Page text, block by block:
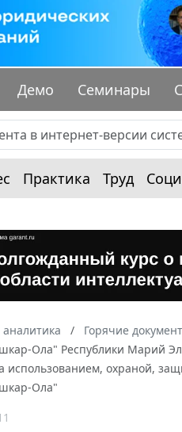
Демо Семинары
Практика Труд
Горячие
Ола" Республики Марий
использованием, охраной,
Ола"